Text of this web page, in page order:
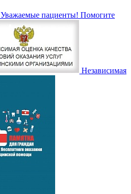
Уважаемые пациенты! Помогите
Независимая